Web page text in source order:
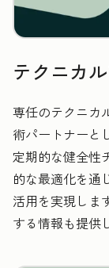
テクニカ
専任のテクニカ
術パートナーと
定期的な健全性
的な最適化を通
活用を実現しま
する情報も提供